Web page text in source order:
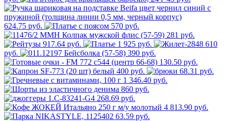
624.75 руб.
570 руб.
281 руб.
917.64 руб.
1 925 руб.
610
руб.
390 руб.
130.50 руб.
400 руб.
68.31 руб.
1 346.40 руб.
860 руб.
268.69 руб.
4 813.90 руб.
63.59 руб.